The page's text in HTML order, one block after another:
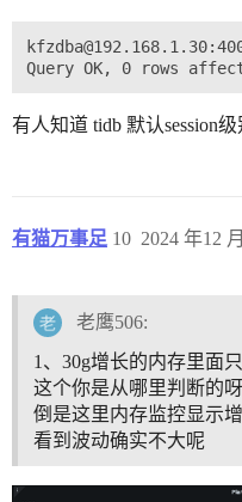
有人知道 tidb 默认session
有猫万事足 2024 年12
10
老鹰506:
1、30g增长的内存里面
这个你是从哪里判断的呀
倒是这里内存监控显示
看到波动确实不大呢